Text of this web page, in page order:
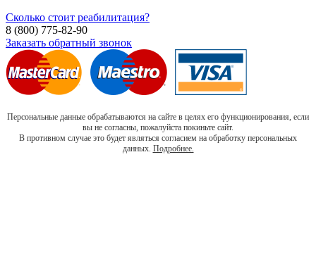
Сколько стоит реабилитация?
8 (800) 775-82-90
Заказать обратный звонок
Персональные данные обрабатываются на сайте в целях его функционирования, если
вы не согласны, пожалуйста покиньте сайт.
В противном случае это будет являться согласием на обработку персональных
данных. Подробнее.